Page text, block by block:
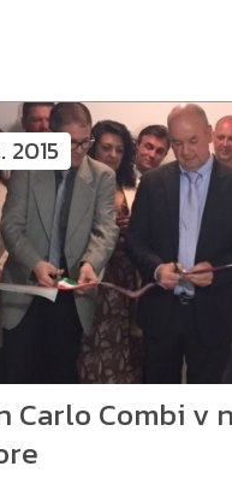
2015
Carlo Combi v